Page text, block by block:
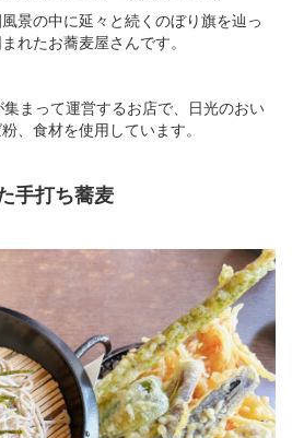
景の中に延々と続くのぼり旗を辿っ
れたお蕎麦屋さんです。
まって運営するお店で、日光のおい
、食材を使用しています。
手打ち蕎麦